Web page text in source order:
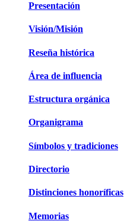
Presentación
Visión/Misión
Reseña histórica
Área de influencia
Estructura orgánica
Organigrama
Símbolos y tradiciones
Directorio
Distinciones honoríficas
Memorias